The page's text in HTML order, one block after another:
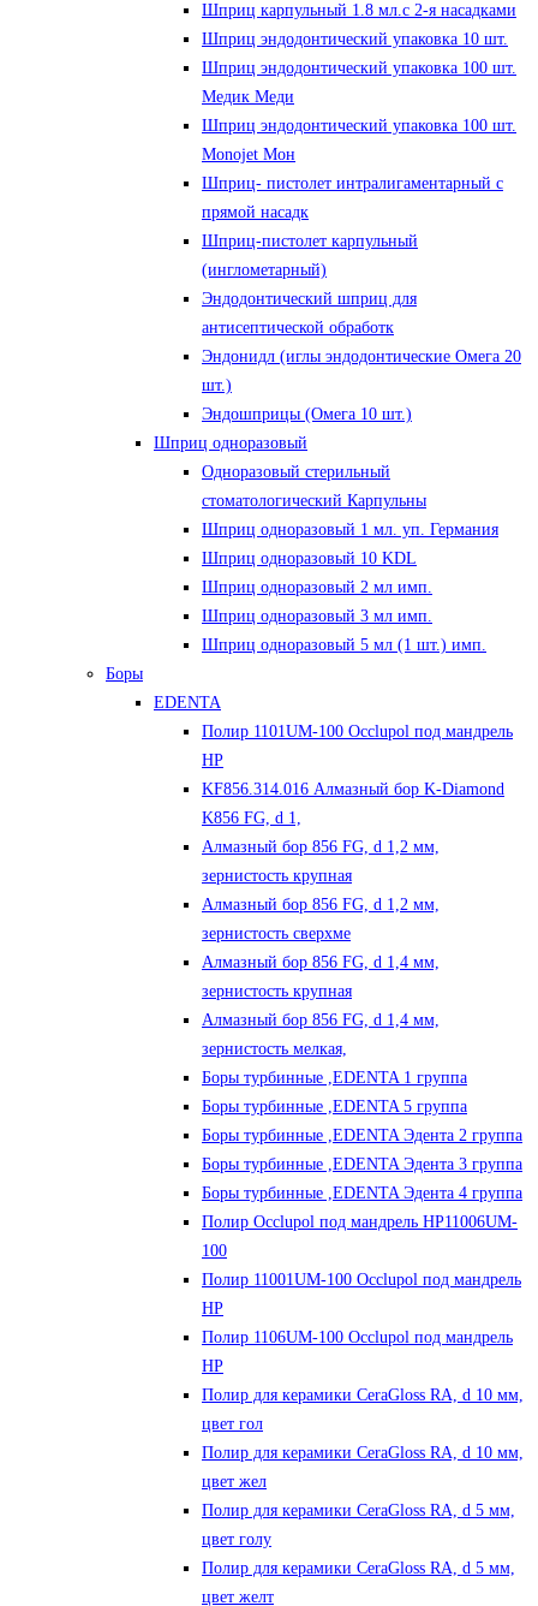
Шприц карпульный 1.8 мл.с 2-я насадками
Шприц эндодонтический упаковка 10 шт.
Шприц эндодонтический упаковка 100 шт.
Медик Меди
Шприц эндодонтический упаковка 100 шт.
Monojet Мон
Шприц- пистолет интралигаментарный с
прямой насадк
Шприц-пистолет карпульный
(инглометарный)
Эндодонтический шприц для
антисептической обработк
Эндонидл (иглы эндодонтические Омега 20
шт.)
Эндошприцы (Омега 10 шт.)
Шприц одноразовый
Одноразовый стерильный
стоматологический Карпульны
Шприц одноразовый 1 мл. уп. Германия
Шприц одноразовый 10 KDL
Шприц одноразовый 2 мл имп.
Шприц одноразовый 3 мл имп.
Шприц одноразовый 5 мл (1 шт.) имп.
Боры
EDENTA
Полир 1101UM-100 Occlupol под мандрель
HP
KF856.314.016 Алмазный бор K-Diamond
K856 FG, d 1,
Алмазный бор 856 FG, d 1,2 мм,
зернистость крупная
Алмазный бор 856 FG, d 1,2 мм,
зернистость сверхме
Алмазный бор 856 FG, d 1,4 мм,
зернистость крупная
Алмазный бор 856 FG, d 1,4 мм,
зернистость мелкая,
Боры турбинные ,EDENTA 1 группа
Боры турбинные ,EDENTA 5 группа
Боры турбинные ,EDENTA Эдента 2 группа
Боры турбинные ,EDENTA Эдента 3 группа
Боры турбинные ,EDENTA Эдента 4 группа
Полир Occlupol под мандрель HP11006UM-
100
Полир 11001UM-100 Occlupol под мандрель
HP
Полир 1106UM-100 Occlupol под мандрель
HP
Полир для керамики CeraGloss RA, d 10 мм,
цвет гол
Полир для керамики CeraGloss RA, d 10 мм,
цвет жел
Полир для керамики CeraGloss RA, d 5 мм,
цвет голу
Полир для керамики CeraGloss RA, d 5 мм,
цвет желт